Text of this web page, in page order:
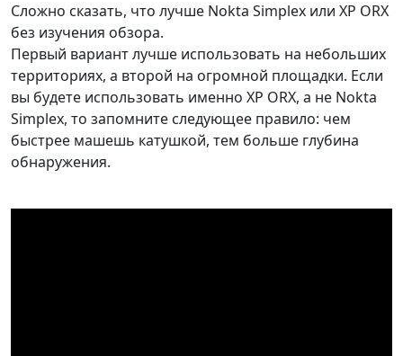
Сложно сказать, что лучше Nokta Simplex или XP ORX
без изучения обзора.
Первый вариант лучше использовать на небольших
территориях, а второй на огромной площадки. Если
вы будете использовать именно XP ORX, а не Nokta
Simplex, то запомните следующее правило: чем
быстрее машешь катушкой, тем больше глубина
обнаружения.